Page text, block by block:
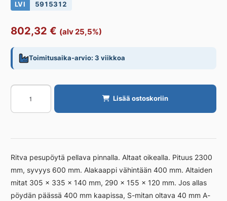
LVI 5915312
802,32 € (alv 25,5%)
Toimitusaika-arvio: 3 viikkoa
Pesupöytä
Northern
RITVA
RITVA
2300
S=
OIK.
Lisää ostoskoriin
Ritva pesupöytä pellava pinnalla. Altaat oikealla. Pituus 2300
mm, syvyys 600 mm. Alakaappi vähintään 400 mm. Altaiden
mitat 305 x 335 x 140 mm, 290 x 155 x 120 mm. Jos allas
pöydän päässä 400 mm kaapissa, S-mitan oltava 40 mm A-